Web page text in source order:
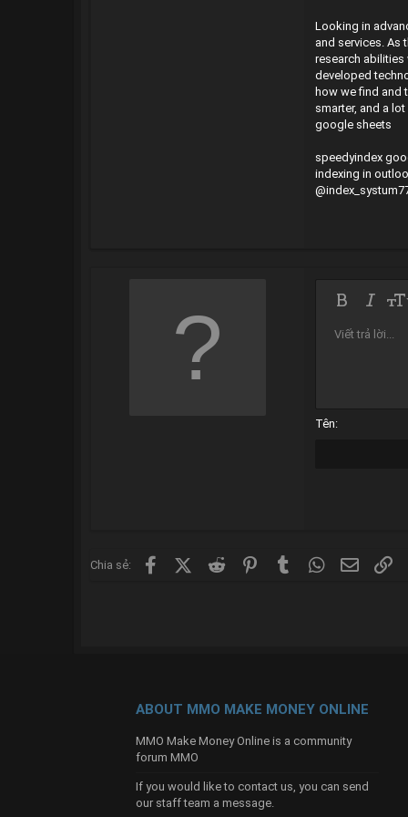
Looking in
and services. As
research abilities
developed
how we find and
smarter, and a
google sheets
speedyindex
indexing in
Bold In
9
10
Màu chữPhông chữ
Mặt cười
Media
RedoXóa định
Viết trả lời...
Tên
Chia sẻ: FacebookX (Twitter)Reddit PinterestTumblr WhatsApp
Email
ABOUT MMO MAKE MONEY ONLINE
MMO Make Money Online is a community
forum MMO
If you would like to contact us, you can send
our staff team a message.